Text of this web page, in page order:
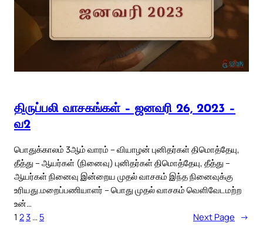
திருப்பலி வாசகங்கள் – ஜனவரி 26, 2023 –
வ2
பொதுக்காலம் 3ஆம் வாரம் – வியாழன் புனிதர்கள் திமொத்தேயு,
தீத்து – ஆயர்கள் (நினைவு) புனிதர்கள் திமொத்தேயு, தீத்து –
ஆயர்கள் நினைவு இன்றைய முதல் வாசகம் இந்த நினைவுக்கு
உரியது.மறைப்பணியாளர் – பொது முதல் வாசகம் வெளிவேடமற்ற
உன்…
1 23 … 5 Next Page →